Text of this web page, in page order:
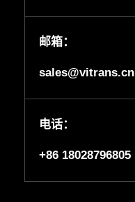
邮箱：
sales@vitrans.cn
电话：
+86 18028796805